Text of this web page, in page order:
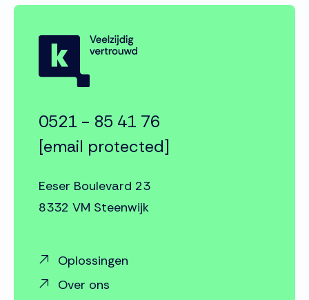
0521 - 85 41 76
[email protected]
Eeser Boulevard 23
8332 VM Steenwijk
Oplossingen
Over ons